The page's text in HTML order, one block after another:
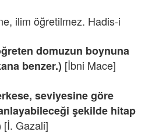
ilim öğretilmez. Hadis-i
domuzun boynuna
benzer.) [İbni Mace]
seviyesine göre
şekilde hitap
[İ. Gazali]